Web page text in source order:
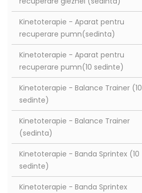
Kinetoterapie - Aparat pentru
recuperare pumn(sedinta)
Kinetoterapie - Aparat pentru
recuperare pumn(10 sedinte)
Kinetoterapie - Balance Trainer (10
sedinte)
Kinetoterapie - Balance Trainer
(sedinta)
Kinetoterapie - Banda Sprintex (10
sedinte)
Kinetoterapie - Banda Sprintex